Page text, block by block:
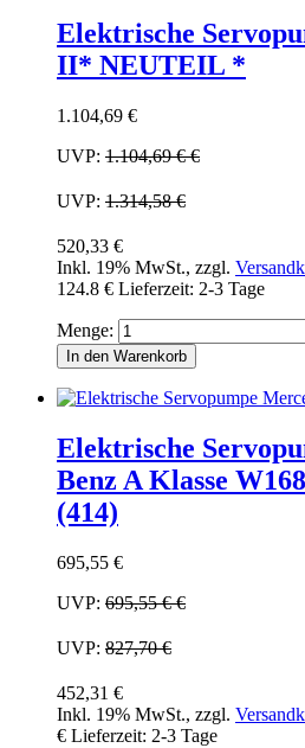
Elektrische
II* NEUTEIL *
1.104,69 €
UVP: 1.104,69 €€
UVP: 1.314,58 €
520,33 €
Inkl. 19% MwSt., zzgl.
124.8 € Lieferzeit: 2-3 Tage
Menge:
In den Warenkorb
Elektrische
Benz A Klasse
(414)
695,55 €
UVP: 695,55 €€
UVP: 827,70 €
452,31 €
Inkl. 19% MwSt., zzgl.
€ Lieferzeit: 2-3 Tage